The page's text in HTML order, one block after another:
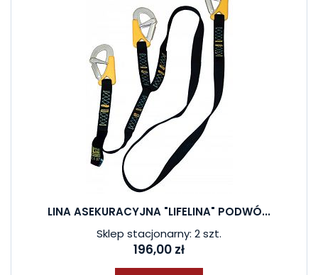
LINA ASEKURACYJNA "LIFELINA" PODWÓ...
Sklep stacjonarny: 2 szt.
196,00 zł